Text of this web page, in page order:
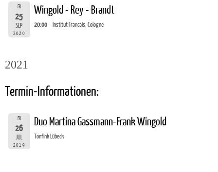
FR
25
SEP
2020
Wingold - Rey - Brandt
20:00 Institut Francais, Cologne
2021
Termin-Informationen:
FR
26
JUL
2019
Duo Martina Gassmann-Frank Wingold
Tonfink Lübeck